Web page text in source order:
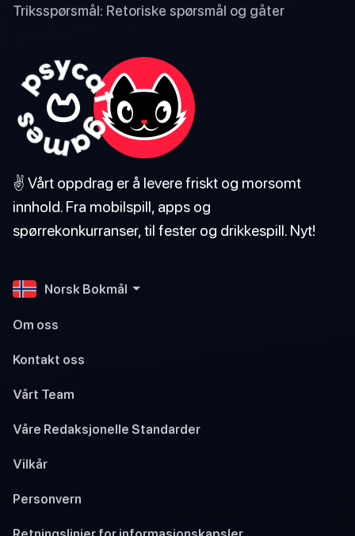
Triksspørsmål: Retoriske spørsmål og gåter
✌️ Vårt oppdrag er å levere friskt og morsomt
innhold. Fra mobilspill, apps og
spørrekonkurranser, til fester og drikkespill. Nyt!
Norsk Bokmål
Om oss
Kontakt oss
Vårt Team
Våre Redaksjonelle Standarder
Vilkår
Personvern